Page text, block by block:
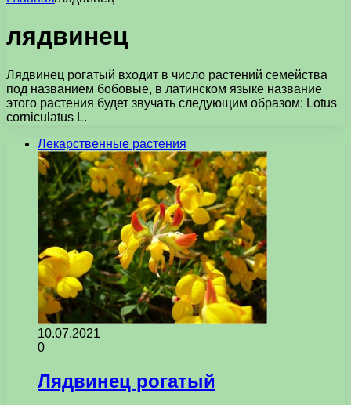
лядвинец
Лядвинец рогатый входит в число растений семейства
под названием бобовые, в латинском языке название
этого растения будет звучать следующим образом: Lotus
corniculatus L.
Лекарственные растения
10.07.2021
0
Лядвинец рогатый